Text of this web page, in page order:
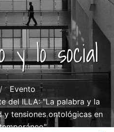
y lo social
Evento
del ILLA: "La palabra y la
y tensiones ontológicas en